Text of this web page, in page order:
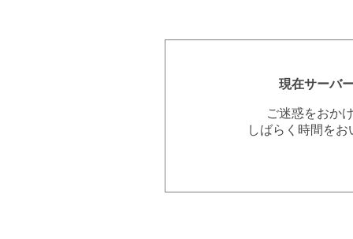
現在サーバ
ご迷惑をおか
しばらく時間を